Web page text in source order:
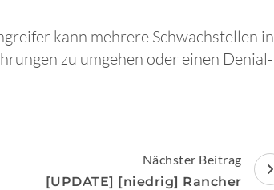
kann mehrere Schwachstellen in
zu umgehen oder einen Denial-
Nächster Beitrag
[UPDATE] [niedrig] Rancher